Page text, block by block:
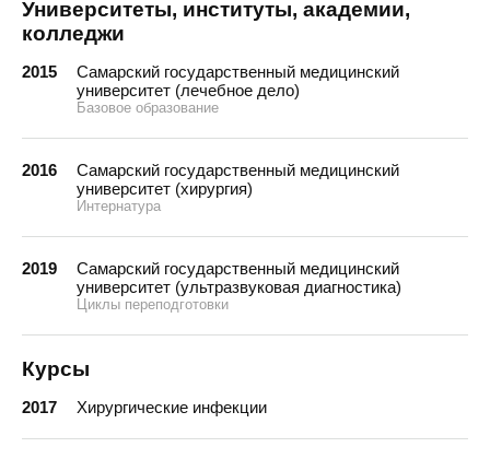
Университеты, институты, академии,
колледжи
2015
Самарский государственный медицинский
университет (лечебное дело)
Базовое образование
2016
Самарский государственный медицинский
университет (хирургия)
Интернатура
2019
Самарский государственный медицинский
университет (ультразвуковая диагностика)
Циклы переподготовки
Курсы
2017 Хирургические инфекции